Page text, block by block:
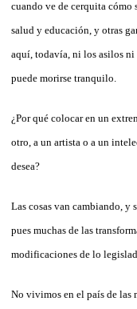
cuando ve de cerquita cómo
salud y educación, y otras
aquí, todavía, ni los asilos ni
puede morirse tranquilo.
¿Por qué colocar en un
otro, a un artista o a un
desea?
Las cosas van cambiando, y
pues muchas de las
modificaciones de lo
No vivimos en el país de las